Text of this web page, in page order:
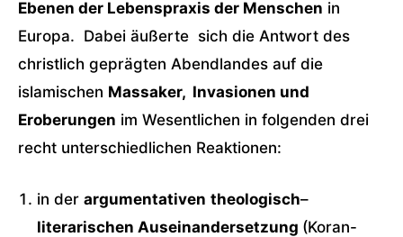
Ebenen der Lebenspraxis der Menschen in
Europa. Dabei äußerte sich die Antwort des
christlich geprägten Abendlandes auf die
islamischen Massaker, Invasionen und
Eroberungen im Wesentlichen in folgenden drei
recht unterschiedlichen Reaktionen:
in der argumentativen theologisch–
literarischen Auseinandersetzung (Koran-